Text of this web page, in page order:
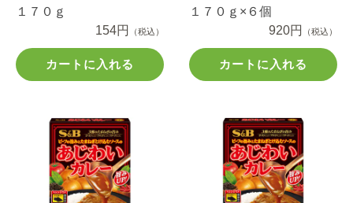
１７０ｇ
154円
（税込）
カートに入れる
１７０ｇ×６個
920円
（税込）
カートに入れる